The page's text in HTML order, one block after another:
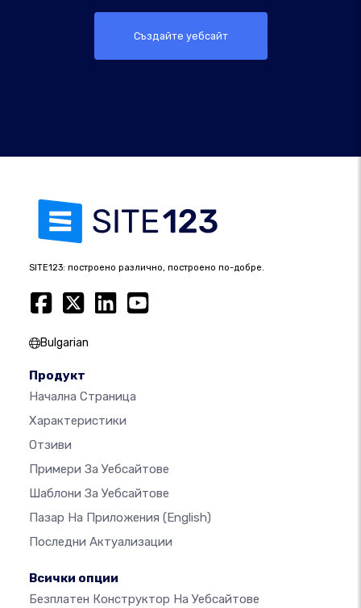
Създайте уебсайт
SITE123: построено различно, построено по-добре.
Bulgarian
Продукт
Начална Страница
Характеристики
Отзиви
Примери За Уебсайтове
Шаблони За Уебсайтове
Пазар На Приложения (English)
Последни Актуализации
Всички опции
Безплатен Конструктор На Уебсайтове